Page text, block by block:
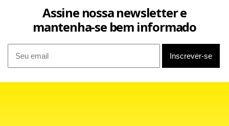
Assine nossa newsletter e
mantenha-se bem informado